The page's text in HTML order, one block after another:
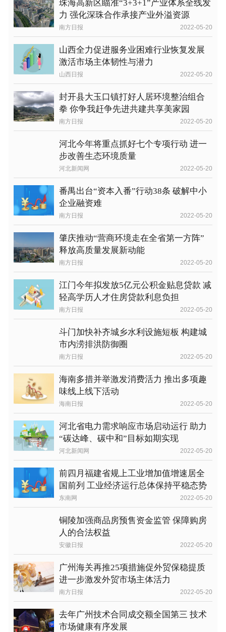
珠海高新区瞄准“3+3+1”产业体系全线发
力 强化深珠合作承接产业外溢资源
南方日报 2022-05-20
山西全力促进服务业困难行业恢复发展
激活市场主体韧性与潜力
山西日报 2022-05-20
封开县大玉口镇打好人居环境整治组合
拳 你争我赶争先进共建共享美家园
南方日报 2022-05-20
河北今年将重点抓好七个专项行动 进一
步改善生态环境质量
河北新闻网 2022-05-20
番禺出台“资本入番”行动38条 破解中小
企业融资难
南方日报 2022-05-20
肇庆推动“营商环境走在全省第一方阵”
释放高质量发展新动能
南方日报 2022-05-20
江门今年拟发放5亿元公积金贴息贷款 减
轻高学历人才住房贷款利息负担
南方日报 2022-05-20
斗门加快补齐城乡水利设施短板 构建城
市内涝排洪防御圈
南方日报 2022-05-20
海南多措并举激发消费活力 推出多项趣
味线上线下活动
海南日报 2022-05-20
河北省电力需求响应市场启动运行 助力
“碳达峰、碳中和”目标如期实现
河北新闻网 2022-05-20
前四月福建省规上工业增加值增速居全
国前列 工业经济运行总体保持平稳态势
东南网 2022-05-20
铜陵加强商品房预售资金监管 保障购房
人的合法权益
安徽日报 2022-05-20
广州海关再推25项措施促外贸保稳提质
进一步激发外贸市场主体活力
南方日报 2022-05-20
去年广州技术合同成交额全国第三 技术
市场健康有序发展